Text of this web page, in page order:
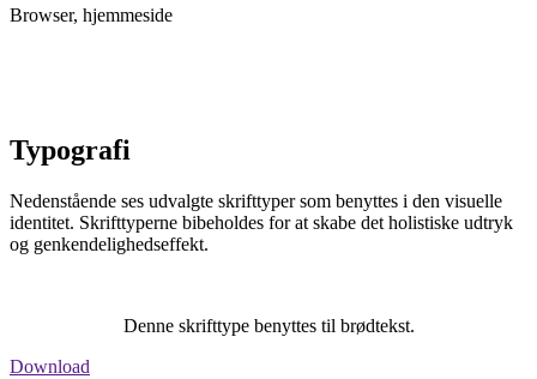
Browser, hjemmeside
Typografi
Nedenstående ses udvalgte skrifttyper som benyttes i den visuelle
identitet. Skrifttyperne bibeholdes for at skabe det holistiske udtryk
og genkendelighedseffekt.
Denne skrifttype benyttes til brødtekst.
Download